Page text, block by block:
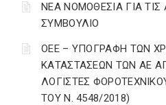
ΝΕΑ ΝΟΜΟΘΕΣΙΑ ΓΙΑ ΤΙΣ
ΣΥΜΒΟΥΛΙΟ
ΟΕΕ – ΥΠΟΓΡΑΦΗ ΤΩΝ
ΚΑΤΑΣΤΑΣΕΩΝ ΤΩΝ ΑΕ
ΛΟΓΙΣΤΕΣ
ΤΟΥ Ν. 4548/2018)